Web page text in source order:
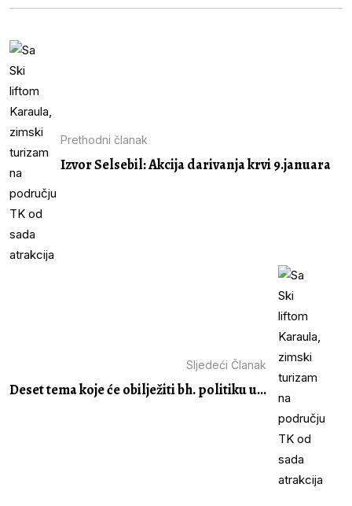
Prethodni članak
Izvor Selsebil: Akcija darivanja krvi 9.januara
Sljedeći Članak
Deset tema koje će obilježiti bh. politiku u...